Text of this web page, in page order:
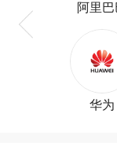
阿里巴
华为